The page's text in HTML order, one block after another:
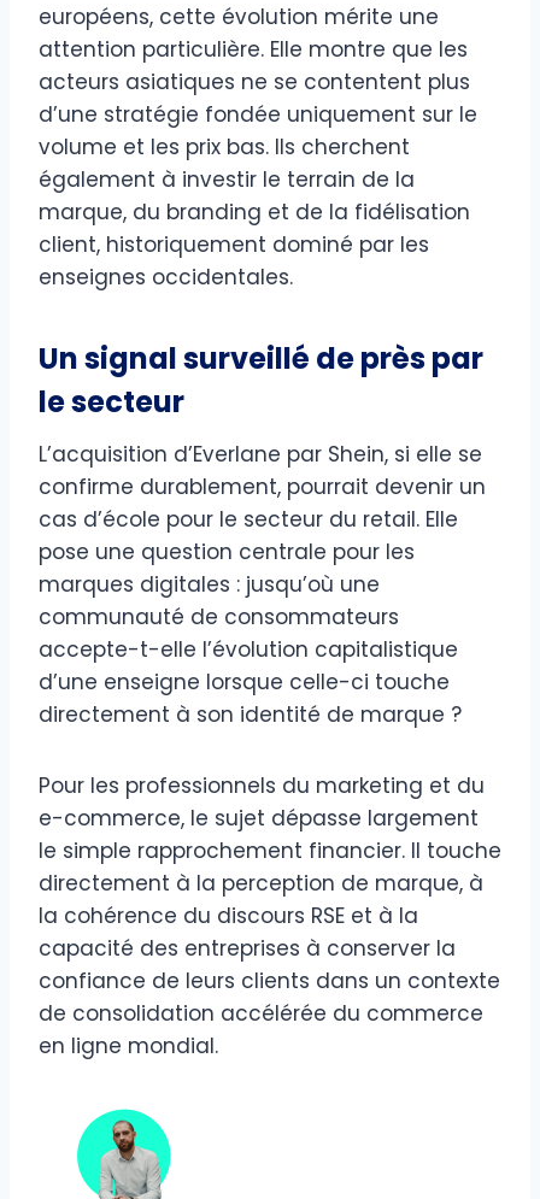
européens, cette évolution mérite une
attention particulière. Elle montre que les
acteurs asiatiques ne se contentent plus
d’une stratégie fondée uniquement sur le
volume et les prix bas. Ils cherchent
également à investir le terrain de la
marque, du branding et de la fidélisation
client, historiquement dominé par les
enseignes occidentales.
Un signal surveillé de près par
le secteur
L’acquisition d’Everlane par Shein, si elle se
confirme durablement, pourrait devenir un
cas d’école pour le secteur du retail. Elle
pose une question centrale pour les
marques digitales : jusqu’où une
communauté de consommateurs
accepte-t-elle l’évolution capitalistique
d’une enseigne lorsque celle-ci touche
directement à son identité de marque ?
Pour les professionnels du marketing et du
e-commerce, le sujet dépasse largement
le simple rapprochement financier. Il touche
directement à la perception de marque, à
la cohérence du discours RSE et à la
capacité des entreprises à conserver la
confiance de leurs clients dans un contexte
de consolidation accélérée du commerce
en ligne mondial.